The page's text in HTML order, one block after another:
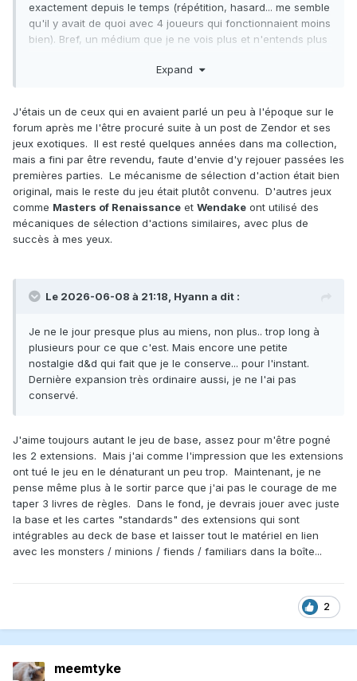
exactement depuis le temps (répétition, hasard... me semble
qu'il y avait de quoi avec 4 joueurs qui fonctionnaient moins
bien). Bref, un médium que je ne vois plus et n'entends plus
Expand
J'étais un de ceux qui en avaient parlé un peu à l'époque sur le
forum après me l'être procuré suite à un post de Zendor et ses
jeux exotiques. Il est resté quelques années dans ma collection,
mais a fini par être revendu, faute d'envie d'y rejouer passées les
premières parties. Le mécanisme de sélection d'action était bien
original, mais le reste du jeu était plutôt convenu. D'autres jeux
comme Masters of Renaissance et Wendake ont utilisé des
mécaniques de sélection d'actions similaires, avec plus de
succès à mes yeux.
Le 2026-06-08 à 21:18, Hyann a dit :
Je ne le jour presque plus au miens, non plus.. trop long à
plusieurs pour ce que c'est. Mais encore une petite
nostalgie d&d qui fait que je le conserve... pour l'instant.
Dernière expansion très ordinaire aussi, je ne l'ai pas
conservé.
J'aime toujours autant le jeu de base, assez pour m'être pogné
les 2 extensions. Mais j'ai comme l'impression que les extensions
ont tué le jeu en le dénaturant un peu trop. Maintenant, je ne
pense même plus à le sortir parce que j'ai pas le courage de me
taper 3 livres de règles. Dans le fond, je devrais jouer avec juste
la base et les cartes "standards" des extensions qui sont
intégrables au deck de base et laisser tout le matériel en lien
avec les monsters / minions / fiends / familiars dans la boîte...
2
meemtyke